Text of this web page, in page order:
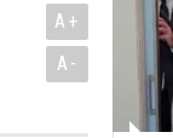
A+
A-